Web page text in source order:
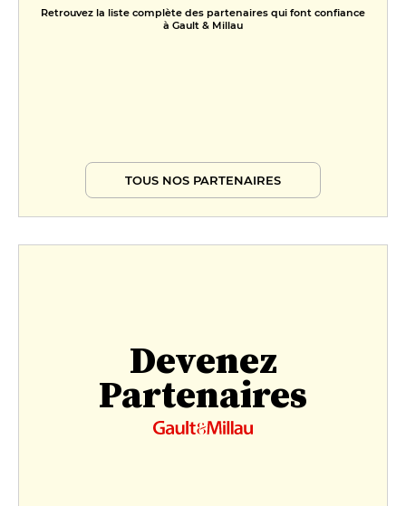
Retrouvez la liste complète des partenaires qui font confiance
à Gault & Millau
TOUS NOS PARTENAIRES
Devenez
Partenaires